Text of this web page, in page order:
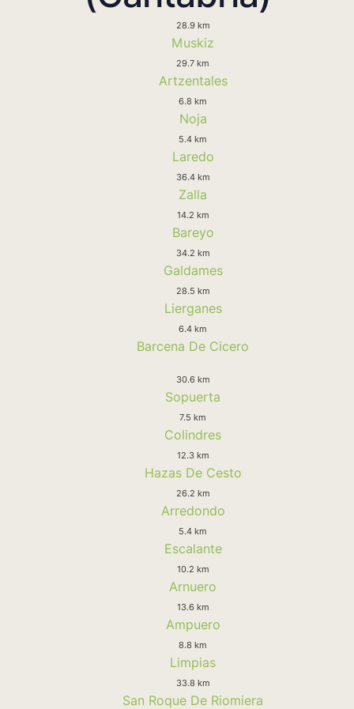
28.9 km
Muskiz
29.7 km
Artzentales
6.8 km
Noja
5.4 km
Laredo
36.4 km
Zalla
14.2 km
Bareyo
34.2 km
Galdames
28.5 km
Lierganes
6.4 km
Barcena De Cicero
30.6 km
Sopuerta
7.5 km
Colindres
12.3 km
Hazas De Cesto
26.2 km
Arredondo
5.4 km
Escalante
10.2 km
Arnuero
13.6 km
Ampuero
8.8 km
Limpias
33.8 km
San Roque De Riomiera